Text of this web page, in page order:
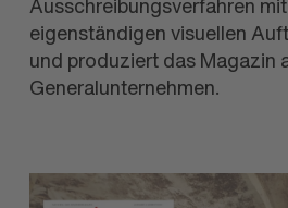
eigenständigen visuellen
und produziert das Magazin
Generalunternehmen.